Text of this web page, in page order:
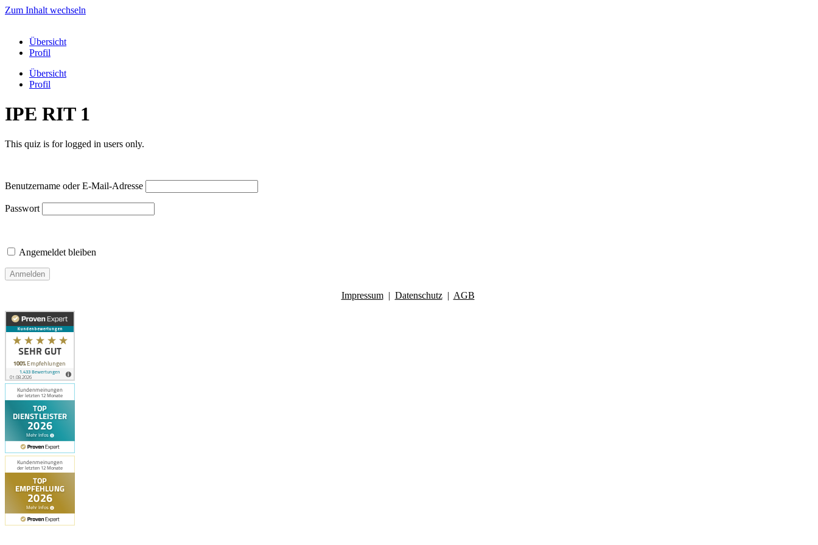
Zum Inhalt wechseln
Übersicht
Profil
Übersicht
Profil
IPE RIT 1
This quiz is for logged in users only.
Benutzername oder E-Mail-Adresse
Passwort
Angemeldet bleiben
Impressum| Datenschutz| AGB